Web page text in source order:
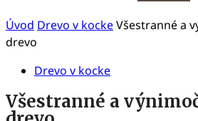
Úvod Drevo v kockeVšestranné a
drevo
Drevo v kocke
Všestranné a